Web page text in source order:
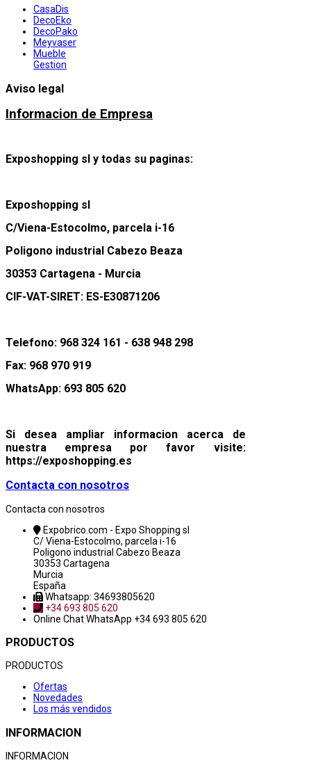
CasaDis
DecoEko
DecoPako
Meyvaser
Mueble
Gestion
Aviso legal
Informacion de Empresa
Exposhopping sl y todas su paginas:
Exposhopping sl
C/Viena-Estocolmo, parcela i-16
Poligono industrial Cabezo Beaza
30353 Cartagena - Murcia
CIF-VAT-SIRET: ES-E30871206
Telefono: 968 324 161 - 638 948 298
Fax: 968 970 919
WhatsApp: 693 805 620
Si desea ampliar informacion acerca de
nuestra empresa por favor visite:
https://exposhopping.es
Contacta con nosotros
Contacta con nosotros
Expobrico.com - Expo Shopping sl
C/ Viena-Estocolmo, parcela i-16
Poligono industrial Cabezo Beaza
30353 Cartagena
Murcia
España
Whatsapp: 34693805620
+34 693 805 620
Online ChatWhatsApp +34 693 805 620
PRODUCTOS
PRODUCTOS
Ofertas
Novedades
Los más vendidos
INFORMACION
INFORMACION